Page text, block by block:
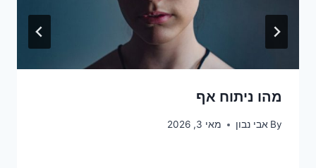
מהו ניתוח אף
By אבי נבון מאי 3, 2026